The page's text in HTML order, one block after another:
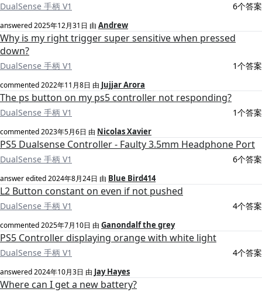
DualSense 手柄 V1 6个答案
answered2025年12月31日 由 Andrew
Why is my right trigger super sensitive when pressed
down?
DualSense 手柄 V1 1个答案
commented2022年11月8日 由 Jujjar Arora
The ps button on my ps5 controller not responding?
DualSense 手柄 V1 1个答案
commented2023年5月6日 由 Nicolas Xavier
PS5 Dualsense Controller - Faulty 3.5mm Headphone Port
DualSense 手柄 V1 6个答案
answer edited2024年8月24日 由 Blue Bird414
L2 Button constant on even if not pushed
DualSense 手柄 V1 4个答案
commented2025年7月10日 由 Ganondalf the grey
PS5 Controller displaying orange with white light
DualSense 手柄 V1 4个答案
answered2024年10月3日 由 Jay Hayes
Where can I get a new battery?